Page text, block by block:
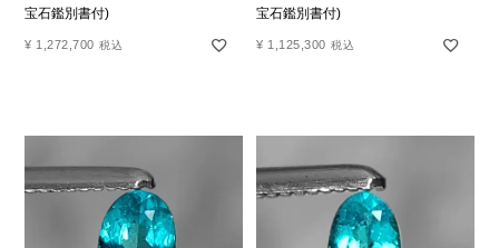
宝石鑑別書付)
¥ 1,272,700 税込
宝石鑑別書付)
¥ 1,125,300 税込